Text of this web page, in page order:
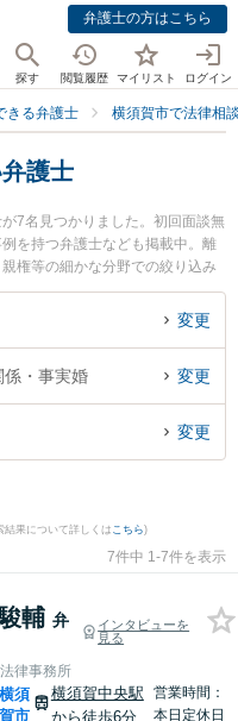
弁護士の方はこちら
探す 閲覧履歴 マイリスト ログイン
きる弁護士 横須賀市で法律相
護士
7名見つかりました。初回面談無
を持つ弁護士なども掲載中。離
権等の細かな分野での絞り込み
の角井 駿輔弁護士や横須賀・三
律経済事務所 横須賀支店の中村
、強みなどが注目されていま
績豊富な近くの弁護士を検索し
きる横須賀市内の弁護士に相談
すめです。
変更
係・事実婚 変更
変更
結果について詳しくは こちら)
7件中 1-7件を表示
輔 弁
インタビューを
見る
律事務所
横須
市
横須賀中央駅
から徒歩6分
営業時間：
本日定休日